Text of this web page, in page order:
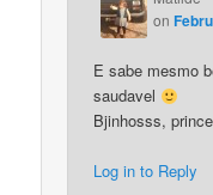
on
E sabe mesmo
saudavel
Bjinhosss,
Log in to Reply